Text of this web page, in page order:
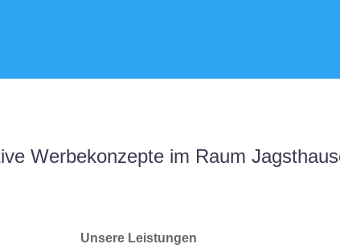
Werbekonzepte im Raum
Unsere Leistungen